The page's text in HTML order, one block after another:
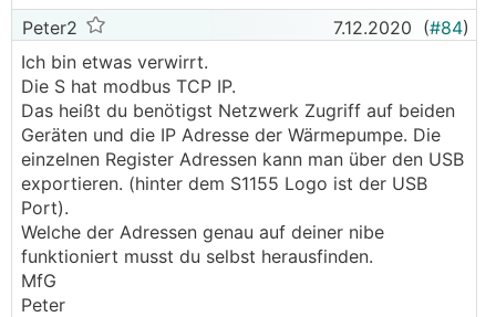
Peter2 7.12.2020 (#84)
Ich bin etwas verwirrt.
Die S hat modbus TCP IP.
Das heißt du benötigst Netzwerk Zugriff auf beiden
Geräten und die IP Adresse der Wärmepumpe. Die
einzelnen Register Adressen kann man über den USB
exportieren. (hinter dem S1155 Logo ist der USB
Port).
Welche der Adressen genau auf deiner nibe
funktioniert musst du selbst herausfinden.
MfG
Peter